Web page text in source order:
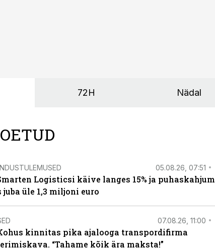
72H Nädal
05.08.26, 07:51
Logisticsi käive langes 15% ja puhaskahjum
juba üle 1,3 miljoni euro
07.08.26, 11:00
kinnitas pika ajalooga transpordifirma
“Tahame kõik ära maksta!”